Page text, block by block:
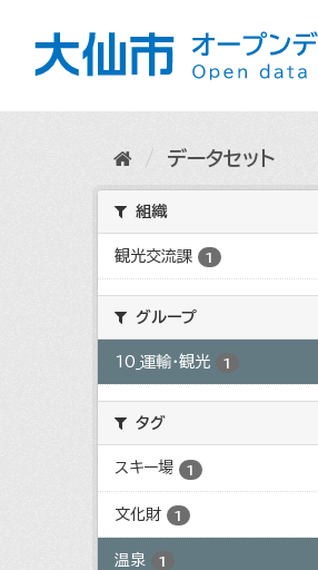
データセット
組織
観光交流課 1
グループ
10_運輸・観光 1
タグ
スキー場 1
文化財 1
温泉 1